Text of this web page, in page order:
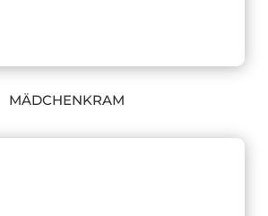
MÄDCHENKRAM